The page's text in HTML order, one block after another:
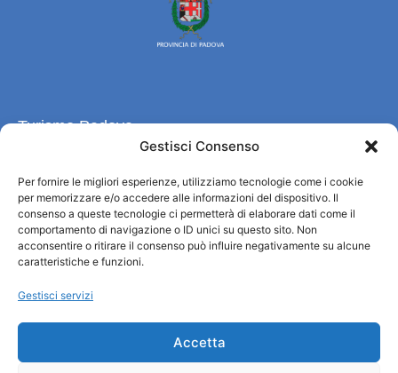
Gestisci Consenso
Per fornire le migliori esperienze, utilizziamo tecnologie come i cookie
per memorizzare e/o accedere alle informazioni del dispositivo. Il
consenso a queste tecnologie ci permetterà di elaborare dati come il
comportamento di navigazione o ID unici su questo sito. Non
acconsentire o ritirare il consenso può influire negativamente su alcune
caratteristiche e funzioni.
Gestisci servizi
Accetta
Turismo Padova
Informazioni e Accoglienza Turistica/IAT
Privacy policy
Cookie Policy
Credits
Informazioni